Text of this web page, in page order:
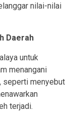
nilai-nilai
Daerah
untuk
menangani
seperti menyebut
terjadi.